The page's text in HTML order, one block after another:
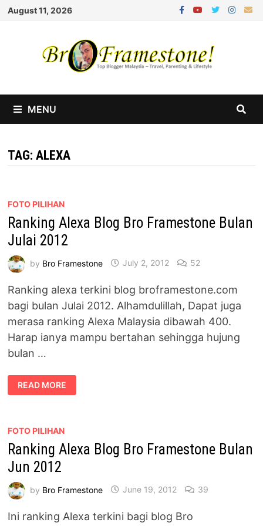
Skip
August 11, 2026
MENU
TAG:ALEXA
FOTO PILIHAN
Ranking Alexa Blog Bro Framestone Bulan
Julai 2012
by Bro Framestone July 2, 2012 52
Ranking alexa terkini blog broframestone.com
bagi bulan Julai 2012. Alhamdulillah, Dapat juga
merasa ranking Alexa Malaysia dibawah 400.
Harap ianya mampu bertahan sehingga hujung
bulan …
RANKING
ALEXA
BLOG
JULAI
READ MORE
FOTO PILIHAN
Ranking Alexa Blog Bro Framestone Bulan
Jun 2012
by Bro Framestone June 19, 2012 39
Ini ranking Alexa terkini bagi blog Bro